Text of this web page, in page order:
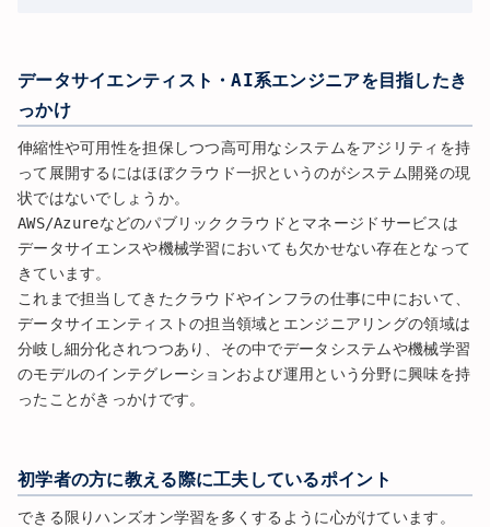
データサイエンティスト・AI系エンジニアを目指したき
っかけ
伸縮性や可用性を担保しつつ高可用なシステムをアジリティを持
って展開するにはほぼクラウド一択というのがシステム開発の現
状ではないでしょうか。
AWS/Azureなどのパブリッククラウドとマネージドサービスは
データサイエンスや機械学習においても欠かせない存在となって
きています。
これまで担当してきたクラウドやインフラの仕事に中において、
データサイエンティストの担当領域とエンジニアリングの領域は
分岐し細分化されつつあり、その中でデータシステムや機械学習
のモデルのインテグレーションおよび運用という分野に興味を持
ったことがきっかけです。
初学者の方に教える際に工夫しているポイント
できる限りハンズオン学習を多くするように心がけています。